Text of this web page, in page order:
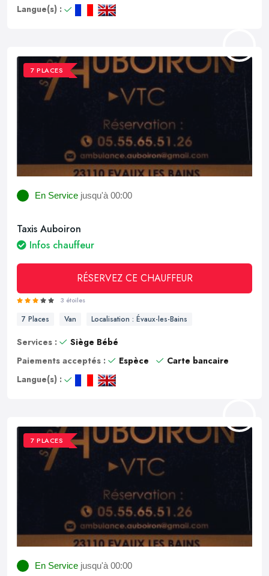
Langue(s) :
7 PLACES
En Service jusqu'à 00:00
Taxis Auboiron
Infos chauffeur
RÉSERVEZ CE CHAUFFEUR
3 étoiles
7 Places Van Localisation : Évaux-les-Bains
Services :
Siège Bébé
Paiements acceptés :
Espèce
Carte bancaire
Langue(s) :
7 PLACES
En Service jusqu'à 00:00